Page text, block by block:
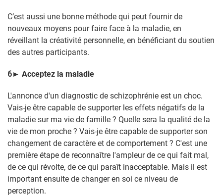
C’est aussi une bonne méthode qui peut fournir de
nouveaux moyens pour faire face à la maladie, en
réveillant la créativité personnelle, en bénéficiant du soutien
des autres participants.
6► Acceptez la maladie
L'annonce d'un diagnostic de schizophrénie est un choc.
Vais-je être capable de supporter les effets négatifs de la
maladie sur ma vie de famille ? Quelle sera la qualité de la
vie de mon proche ? Vais-je être capable de supporter son
changement de caractère et de comportement ? C'est une
première étape de reconnaître l'ampleur de ce qui fait mal,
de ce qui révolte, de ce qui paraît inacceptable. Mais il est
important ensuite de changer en soi ce niveau de
perception.